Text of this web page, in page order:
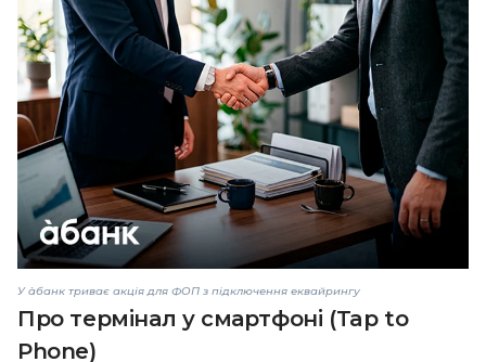
У àбанк триває акція для ФОП з підключення еквайрингу
Про термінал у смартфоні (Tap to
Phone)